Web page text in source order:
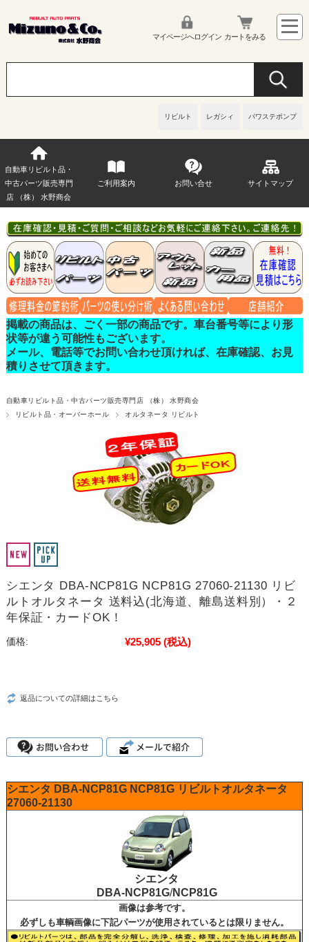
リビルト レガシィ パワステポンプ
マイページへログイン カートをみる
自動車リビルト品・
中古パーツ販売専門
店 （株） 水野商会
ご利用案内 お問い合せ サイトマップ
掲載の商品は、ごく一部の商品です。車台番号等により形
状等が違う可能性もございます。
メール、電話等でお問い合わせ頂ければ、在庫確認、お見
積りさせて頂きます。
自動車リビルト品・中古パーツ販売専門店 （株） 水野商会
リビルト品・オーバーホール
オルタネータ リビルト
シエンタ DBA-NCP81G NCP81G 27060-21130 リビ
ルトオルタネータ 送料込(北海道、離島送料別）・２
年保証・カードOK！
価格: ¥25,905 (税込)
返品についての詳細はこちら
シエンタ DBA-NCP81G NCP81G リビルトオルタネータ
27060-21130
シエンタ
DBA-NCP81G/NCP81G
画像は参考です。
必ずしも車輌画像に下記パーツが使用されているとは限りません。